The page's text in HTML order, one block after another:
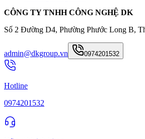
CÔNG TY TNHH CÔNG NGHỆ DK
Số 2 Đường D4, Phường Phước Long B,
admin@dkgroup.vn 0974201532
Hotline
0974201532